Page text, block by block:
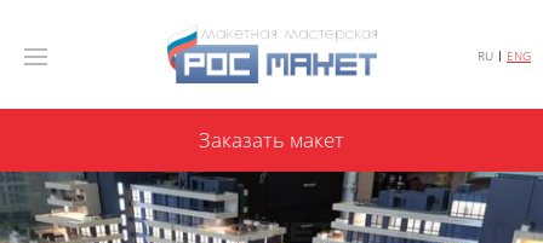
Заказать макет
RU ENG